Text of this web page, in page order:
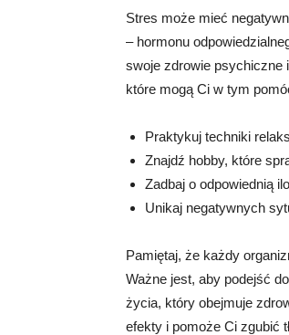
Stres może mieć
– hormonu
swoje zdrowie psychiczne
które mogą Ci w tym
Praktykuj techniki
Znajdź hobby, które
Zadbaj o odpowiednią
Unikaj negatywnych
Pamiętaj, że każdy
Ważne jest, aby podejść
życia, który obejmuje
efekty i pomoże Ci zgubić